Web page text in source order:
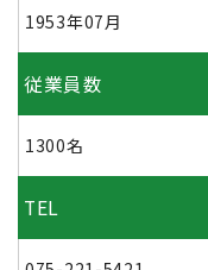
1953年07月
従業員数
1300名
TEL